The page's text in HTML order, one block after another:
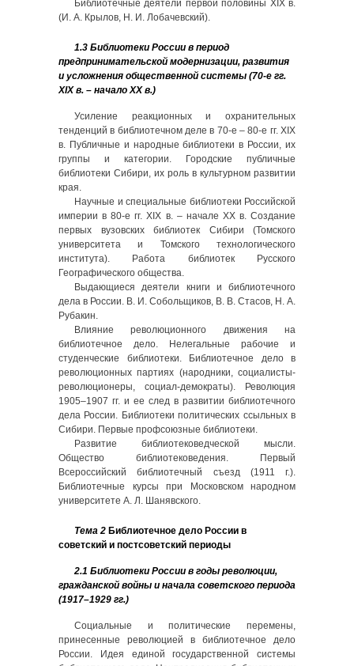
Библиотечные деятели первой половины XIX в.
(И. А. Крылов, Н. И. Лобачевский).
1.3 Библиотеки России в период
предпринимательской модернизации, развития
и усложнения общественной системы (70-е гг.
XIX в. – начало ХХ в.)
Усиление реакционных и охранительных
тенденций в библиотечном деле в 70-е – 80-е гг. XIX
в. Публичные и народные библиотеки в России, их
группы и категории. Городские публичные
библиотеки Сибири, их роль в культурном развитии
края.
Научные и специальные библиотеки Российской
империи в 80-е гг. XIX в. – начале ХХ в. Создание
первых вузовских библиотек Сибири (Томского
университета и Томского технологического
института). Работа библиотек Русского
Географического общества.
Выдающиеся деятели книги и библиотечного
дела в России. В. И. Собольщиков, В. В. Стасов, Н. А.
Рубакин.
Влияние революционного движения на
библиотечное дело. Нелегальные рабочие и
студенческие библиотеки. Библиотечное дело в
революционных партиях (народники, социалисты-
революционеры, социал-демократы). Революция
1905–1907 гг. и ее след в развитии библиотечного
дела России. Библиотеки политических ссыльных в
Сибири. Первые профсоюзные библиотеки.
Развитие библиотековедческой мысли.
Общество библиотековедения. Первый
Всероссийский библиотечный съезд (1911 г.).
Библиотечные курсы при Московском народном
университете А. Л. Шанявского.
Тема 2 Библиотечное дело России в
советский и постсоветский периоды
2.1 Библиотеки России в годы революции,
гражданской войны и начала советского периода
(1917–1929 гг.)
Социальные и политические перемены,
принесенные революцией в библиотечное дело
России. Идея единой государственной системы